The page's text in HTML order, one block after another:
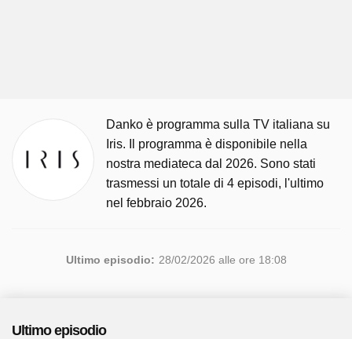
Danko è programma sulla TV italiana su
Iris. Il programma è disponibile nella
nostra mediateca dal 2026. Sono stati
trasmessi un totale di 4 episodi, l'ultimo
nel febbraio 2026.
Ultimo episodio: 28/02/2026 alle ore 18:08
Ultimo episodio